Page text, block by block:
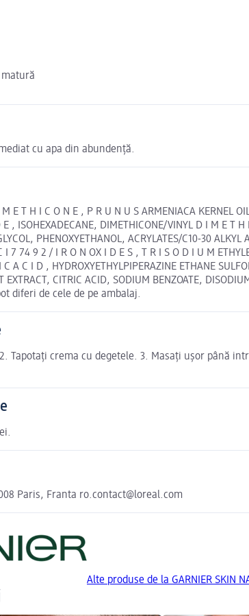
cu apa din abundență.
E T H I C O N E , P R U N U S ARMENIACA KERNEL
, ISOHEXADECANE, DIMETHICONE/VINYL D I M E T H
PHENOXYETHANOL, ACRYLATES/C10-30
I 7 74 9 2 / I R O N OX I D E S , T R I S O D I U M
A C I D , HYDROXYETHYLPIPERAZINE ETHANE
EXTRACT, CITRIC ACID, SODIUM BENZOATE,
diferi de cele de pe ambalaj.
Tapotați crema cu degetele. 3. Masați ușor până
Paris, Franta ro.contact@loreal.com
Alte produse de la GARNIER SKIN